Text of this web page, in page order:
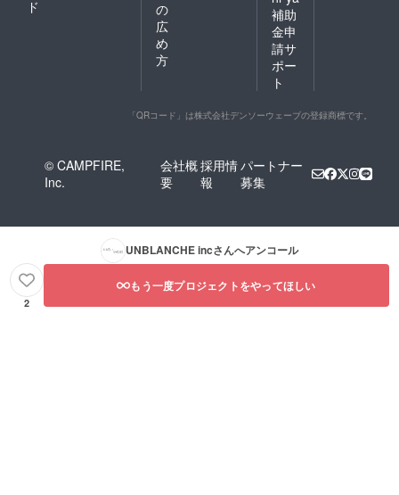
ド
の
広
め
方
補助
金申
請サ
ポー
ト
「QRコード」は株式会社デンソーウェーブの登録商標です。
© CAMPFIRE,
Inc.
会社概
要
採用情
報
パートナー
募集
UNBLANCHE incさんへアンコール
2
もう一度プロジェクトをやってほしい